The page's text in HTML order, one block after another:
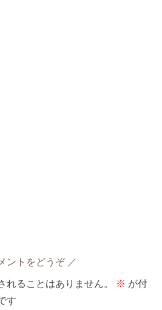
ントをどうぞ
れることはありません。 ※ が付
す